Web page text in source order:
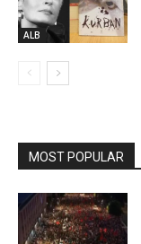
ALB
MOST POPULAR